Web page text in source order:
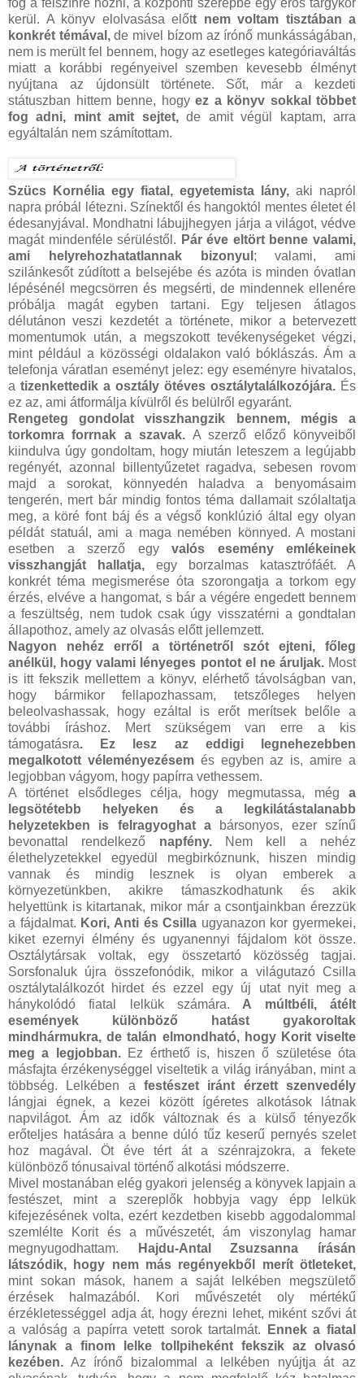
kerül. A könyv elolvasása előtt nem voltam tisztában a
konkrét témával,de mivel bízom az írónő munkásságában,
nem is merült fel bennem, hogy az esetleges kategóriaváltás
miatt a korábbi regényeivel szemben kevesebb élményt
nyújtana az újdonsült története. Sőt, már a kezdeti
státuszban hittem benne, hogyez a könyv sokkal többet
fog adni, mint amit sejtet,de amit végül kaptam, arra
egyáltalán nem számítottam.
Szücs Kornélia egy fiatal, egyetemista lány, aki napról
napra próbál létezni. Színektől és hangoktól mentes életet él
édesanyjával. Mondhatni lábujjhegyen járja a világot, védve
magát mindenféle sérüléstől. Pár éve eltört benne valami,
ami helyrehozhatatlannak bizonyul ; valami, ami
szilánkesőt zúdított a belsejébe és azóta is minden óvatlan
lépésénél megcsörren és megsérti, de mindennek ellenére
próbálja magát egyben tartani. Egy teljesen átlagos
délutánon veszi kezdetét a története, mikor a betervezett
momentumok után, a megszokott tevékenységeket végzi,
mint például a közösségi oldalakon való bóklászás. Ám a
telefonja váratlan eseményt jelez: egy eseményre hivatalos,
a tizenkettedik a osztály ötéves osztálytalálkozójára. És
ez az, ami átformálja kívülről és belülről egyaránt.
Rengeteg gondolat visszhangzik bennem, mégis a
torkomra forrnak a szavak. A szerző előző könyveiből
kiindulva úgy gondoltam, hogy miután leteszem a legújabb
regényét, azonnal billentyűzetet ragadva, sebesen rovom
majd a sorokat, könnyedén haladva a benyomásaim
tengerén, mert bár mindig fontos téma dallamait szólaltatja
meg, a köré font báj és a végső konklúzió által egy olyan
példát statuál, ami a maga nemében könnyed. A mostani
esetben a szerző egy valós esemény emlékeinek
visszhangját hallatja, egy borzalmas katasztrófáét. A
konkrét téma megismerése óta szorongatja a torkom egy
érzés, elvéve a hangomat, s bár a végére engedett bennem
a feszültség, nem tudok csak úgy visszatérni a gondtalan
állapothoz, amely az olvasás előtt jellemzett.
Nagyon nehéz erről a történetről szót ejteni, főleg
anélkül, hogy valami lényeges pontot el ne áruljak. Most
is itt fekszik mellettem a könyv, elérhető távolságban van,
hogy bármikor fellapozhassam, tetszőleges helyen
beleolvashassak, hogy ezáltal is erőt merítsek belőle a
további íráshoz. Mert szükségem van erre a kis
támogatásra. Ez lesz az eddigi legnehezebben
megalkotott véleményezésemés egyben az is, amire a
legjobban vágyom, hogy papírra vethessem.
A történet elsődleges célja, hogy megmutassa, még a
legsötétebb helyeken és a legkilátástalanabb
helyzetekben is felragyoghat a bársonyos, ezer színű
bevonattal rendelkező napfény.
Nem kell a nehéz
élethelyzetekkel egyedül megbirkóznunk, hiszen mindig
vannak és mindig lesznek is olyan emberek a
környezetünkben, akikre támaszkodhatunk és akik
helyettünk is kitartanak, mikor már a csontjainkban érezzük
a fájdalmat. Kori, Anti és Csilla ugyanazon kor gyermekei,
kiket ezernyi élmény és ugyanennyi fájdalom köt össze.
Osztálytársak voltak, egy összetartó közösség tagjai.
Sorsfonaluk újra összefonódik, mikor a világutazó Csilla
osztálytalálkozót hirdet és ezzel egy új utat nyit meg a
hánykolódó fiatal lelkük számára. A múltbéli, átélt
események különböző hatást gyakoroltak
mindhármukra, de talán elmondható, hogy Korit viselte
meg a legjobban. Ez érthető is, hiszen ő születése óta
másfajta érzékenységgel viseltetik a világ irányában, mint a
többség. Lelkében a festészet iránt érzett szenvedély
lángjai égnek, a kezei között ígéretes alkotások látnak
napvilágot. Ám az idők változnak és a külső tényezők
erőteljes hatására a benne dúló tűz keserű pernyés szelet
hoz magával. Öt éve tért át a szénrajzokra, a fekete
különböző tónusaival történő alkotási módszerre.
Mivel mostanában elég gyakori jelenség a könyvek lapjain a
festészet, mint a szereplők hobbyja vagy épp lelkük
kifejezésének volta, ezért kezdetben kisebb aggodalommal
szemlélte Korit és a művészetét, ám viszonylag hamar
megnyugodhattam.
Hajdu-Antal Zsuzsanna írásán
látszódik, hogy nem más regényekből merít ötleteket,
mint sokan mások, hanem a saját lelkében megszülető
érzések halmazából. Kori művészetét oly mértékű
érzékletességgel adja át, hogy érezni lehet, miként szővi át
a valóság a papírra vetett sorok tartalmát.
Ennek a fiatal
lánynak a finom lelke tollpiheként fekszik az olvasó
kezében. Az írónő bizalommal a lelkében nyújtja át az